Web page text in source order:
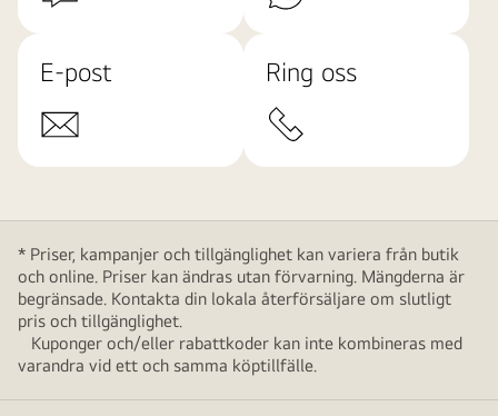
E-post Ring oss
* Priser, kampanjer och tillgänglighet kan variera från butik
och online. Priser kan ändras utan förvarning. Mängderna är
begränsade. Kontakta din lokala återförsäljare om slutligt
pris och tillgänglighet.
Kuponger och/eller rabattkoder kan inte kombineras med
varandra vid ett och samma köptillfälle.